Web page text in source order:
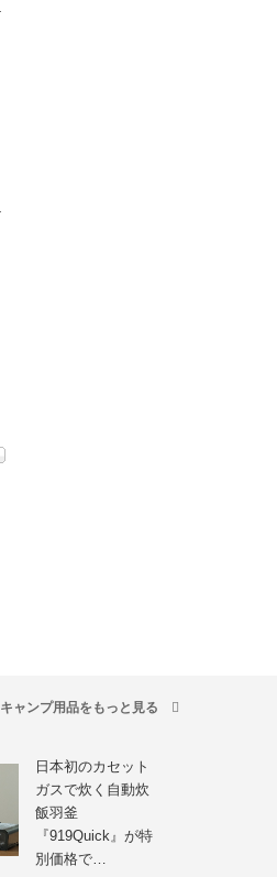
キャンプ用品をもっと見る
日本初のカセット
ガスで炊く自動炊
飯羽釜
『919Quick』が特
別価格で…